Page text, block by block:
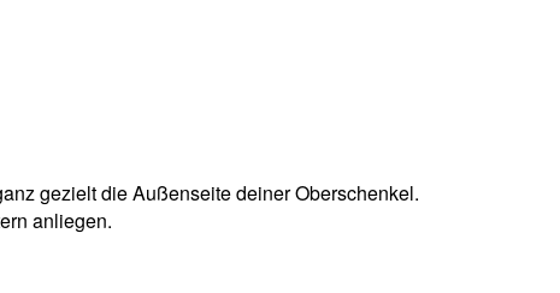
gezielt die Außenseite deiner Oberschenkel.
anliegen.